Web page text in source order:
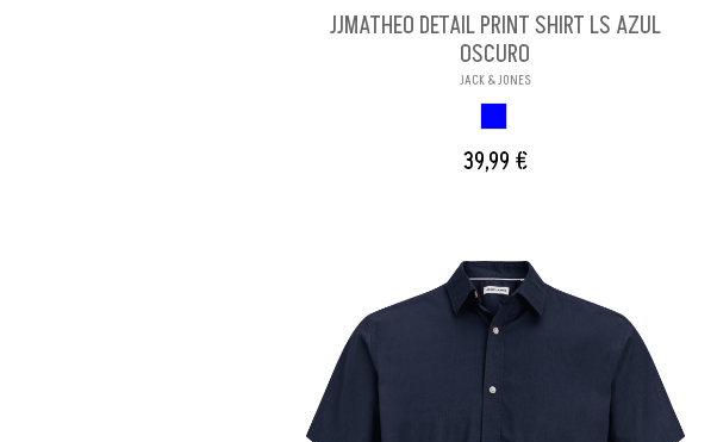
JJMATHEO DETAIL PRINT SHIRT LS AZUL
OSCURO
JACK & JONES
39,99 €